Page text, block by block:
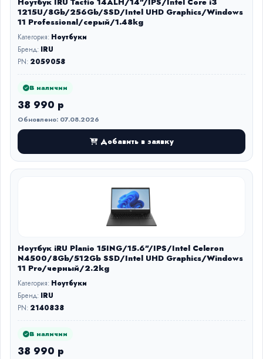
1215U/8Gb/256Gb/SSD/Intel UHD Graphics/Windows
11 Professional/серый/1.48kg
Категория: Ноутбуки
Бренд: IRU
PN: 2059058
В наличии
38 990 р
Обновлено: 07.08.2026
Добавить в заявку
Ноутбук iRU Planio 15ING/15.6"/IPS/Intel Celeron
N4500/8Gb/512Gb SSD/Intel UHD Graphics/Windows
11 Pro/черный/2.2kg
Категория: Ноутбуки
Бренд: IRU
PN: 2140838
В наличии
38 990 р